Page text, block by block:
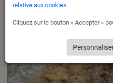
Paris 13 !
relative aux cookies.
Cliquez sur le bouton « Accepter »